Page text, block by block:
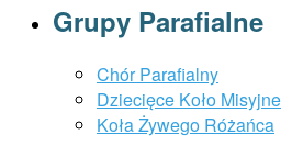
Grupy Parafialne
Chór Parafialny
Dziecięce Koło Misyjne
Koła Żywego Różańca